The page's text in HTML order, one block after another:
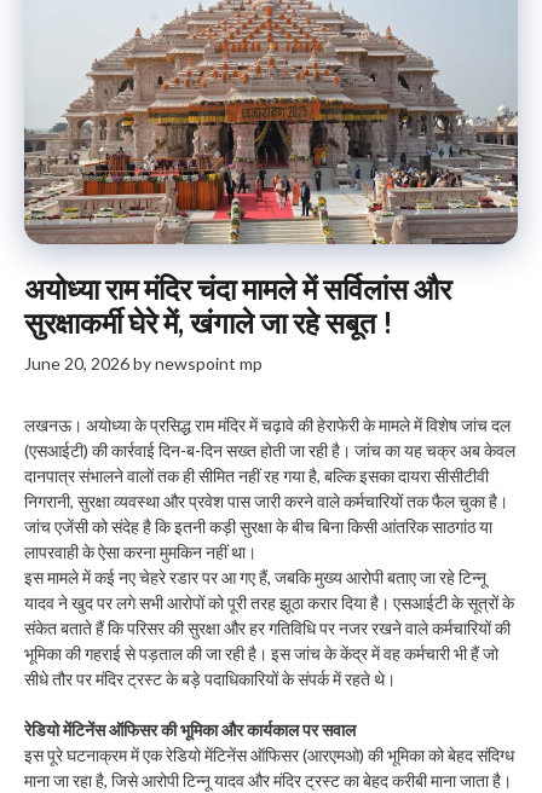
अयोध्या राम मंदिर चंदा मामले में सर्विलांस और
सुरक्षाकर्मी घेरे में, खंगाले जा रहे सबूत !
June 20, 2026bynewspoint mp
लखनऊ। अयोध्या के प्रसिद्ध राम मंदिर में चढ़ावे की हेराफेरी के मामले में विशेष जांच दल
(एसआईटी) की कार्रवाई दिन-ब-दिन सख्त होती जा रही है। जांच का यह चक्र अब केवल
दानपात्र संभालने वालों तक ही सीमित नहीं रह गया है, बल्कि इसका दायरा सीसीटीवी
निगरानी, सुरक्षा व्यवस्था और प्रवेश पास जारी करने वाले कर्मचारियों तक फैल चुका है।
जांच एजेंसी को संदेह है कि इतनी कड़ी सुरक्षा के बीच बिना किसी आंतरिक साठगांठ या
लापरवाही के ऐसा करना मुमकिन नहीं था।
इस मामले में कई नए चेहरे रडार पर आ गए हैं, जबकि मुख्य आरोपी बताए जा रहे टिन्नू
यादव ने खुद पर लगे सभी आरोपों को पूरी तरह झूठा करार दिया है। एसआईटी के सूत्रों के
संकेत बताते हैं कि परिसर की सुरक्षा और हर गतिविधि पर नजर रखने वाले कर्मचारियों की
भूमिका की गहराई से पड़ताल की जा रही है। इस जांच के केंद्र में वह कर्मचारी भी हैं जो
सीधे तौर पर मंदिर ट्रस्ट के बड़े पदाधिकारियों के संपर्क में रहते थे।
रेडियो मेंटिनेंस ऑफिसर की भूमिका और कार्यकाल पर सवाल
इस पूरे घटनाक्रम में एक रेडियो मेंटिनेंस ऑफिसर (आरएमओ) की भूमिका को बेहद संदिग्ध
माना जा रहा है, जिसे आरोपी टिन्नू यादव और मंदिर ट्रस्ट का बेहद करीबी माना जाता है।